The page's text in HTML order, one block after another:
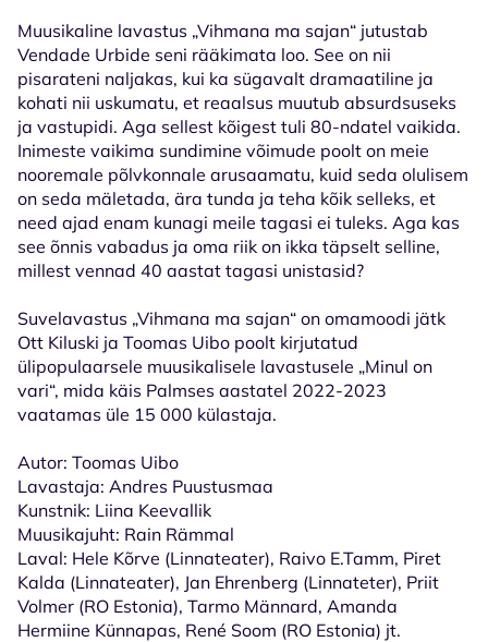
Muusikaline lavastus „Vihmana ma sajan“ jutustab
Vendade Urbide seni rääkimata loo. See on nii
pisarateni naljakas, kui ka sügavalt dramaatiline ja
kohati nii uskumatu, et reaalsus muutub absurdsuseks
ja vastupidi. Aga sellest kõigest tuli 80-ndatel vaikida.
Inimeste vaikima sundimine võimude poolt on meie
nooremale põlvkonnale arusaamatu, kuid seda olulisem
on seda mäletada, ära tunda ja teha kõik selleks, et
need ajad enam kunagi meile tagasi ei tuleks. Aga kas
see õnnis vabadus ja oma riik on ikka täpselt selline,
millest vennad 40 aastat tagasi unistasid?
Suvelavastus „Vihmana ma sajan“ on omamoodi jätk
Ott Kiluski ja Toomas Uibo poolt kirjutatud
ülipopulaarsele muusikalisele lavastusele „Minul on
vari“, mida käis Palmses aastatel 2022-2023
vaatamas üle 15 000 külastaja.
Autor: Toomas Uibo
Lavastaja: Andres Puustusmaa
Kunstnik: Liina Keevallik
Muusikajuht: Rain Rämmal
Laval: Hele Kõrve (Linnateater), Raivo E.Tamm, Piret
Kalda (Linnateater), Jan Ehrenberg (Linnateter), Priit
Volmer (RO Estonia), Tarmo Männard, Amanda
Hermiine Künnapas, René Soom (RO Estonia) jt.